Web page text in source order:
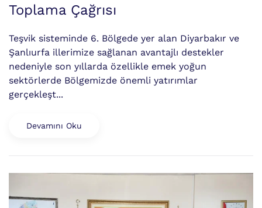
Toplama Çağrısı
Teşvik sisteminde 6. Bölgede yer alan Diyarbakır ve
Şanlıurfa illerimize sağlanan avantajlı destekler
nedeniyle son yıllarda özellikle emek yoğun
sektörlerde Bölgemizde önemli yatırımlar
gerçekleşt...
Devamını Oku